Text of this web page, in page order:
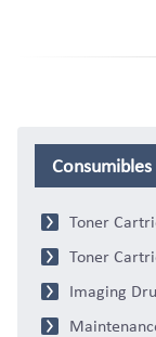
Consumibles
Toner
Toner
Imaging